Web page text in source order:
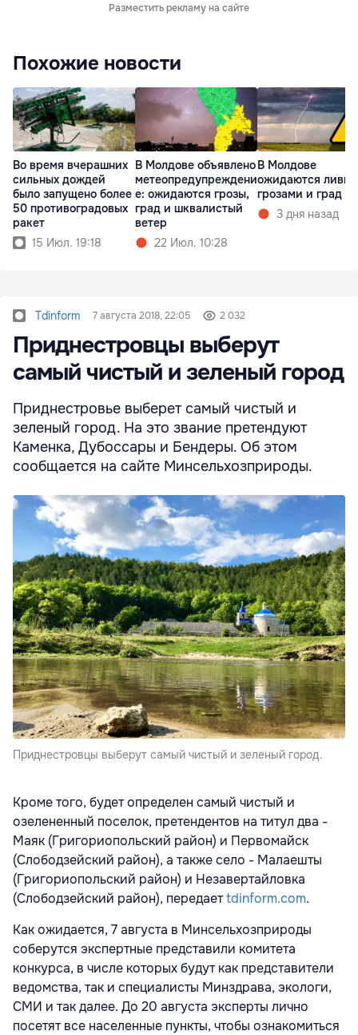
Разместить рекламу на сайте
Похожие новости
Во время вчерашних
сильных дождей
было запущено более
50 противоградовых
ракет
15 Июл. 19:18
В Молдове объявлено
метеопредупреждени
е: ожидаются грозы,
град и шквалистый
ветер
22 Июл. 10:28
В Молдове
ожидаются
грозами и град
3 дня назад
Tdinform 7 августа 2018, 22:05 2 032
Приднестровцы выберут
самый чистый и зеленый город
Приднестровье выберет самый чистый и
зеленый город. На это звание претендуют
Каменка, Дубоссары и Бендеры. Об этом
сообщается на сайте Минсельхозприроды.
Приднестровцы выберут самый чистый и зеленый город.
Кроме того, будет определен самый чистый и
озелененный поселок, претендентов на титул два -
Маяк (Григориопольский район) и Первомайск
(Слободзейский район), а также село - Малаешты
(Григориопольский район) и Незавертайловка
(Слободзейский район), передаетtdinform.com.
Как ожидается, 7 августа в Минсельхозприроды
соберутся экспертные представили комитета
конкурса, в числе которых будут как представители
ведомства, так и специалисты Минздрава, экологи,
СМИ и так далее. До 20 августа эксперты лично
посетят все населенные пункты, чтобы ознакомиться